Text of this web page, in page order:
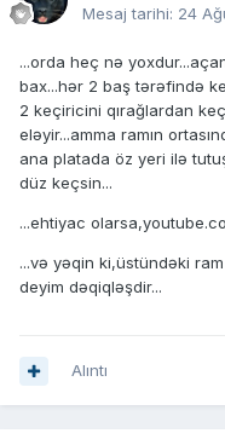
Mesaj tarihi: 24
...orda heç nə
bax...hər 2 baş tərəfində
2 keçiricini qırağlardan
eləyir...amma ramın
ana platada öz yeri ilə
düz keçsin...
...ehtiyac
...və yəqin ki,üstündəki
deyim dəqiqləşdir...
Alıntı